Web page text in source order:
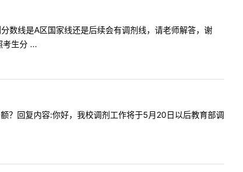
线是A区国家线还是后续会有调剂线，请老师解答，谢
考生分 ...
回复内容:你好，我校调剂工作将于5月20日以后教育部调